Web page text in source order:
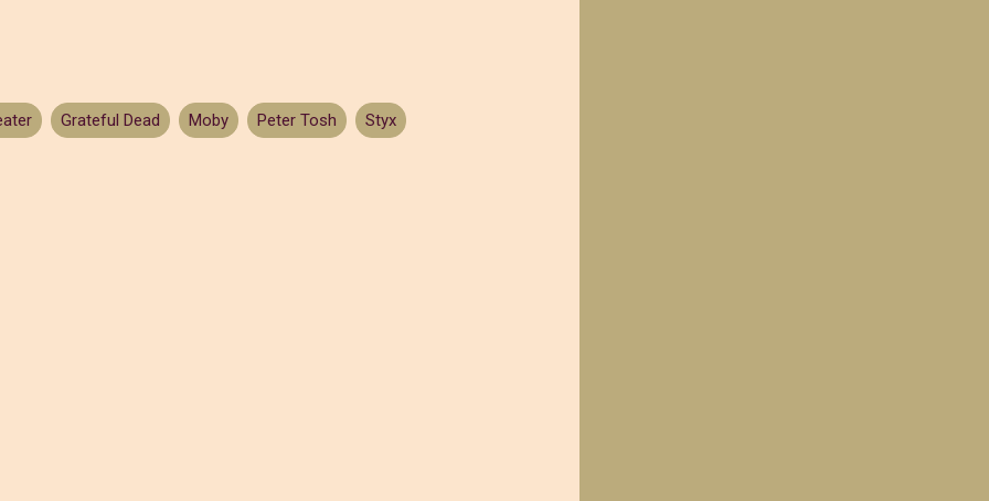
Grateful Dead Moby Peter Tosh Styx